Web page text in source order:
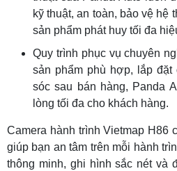
kỹ thuật, an toàn, bảo vệ hệ
sản phẩm phát huy tối đa
Quy trình phục vụ chuyên
sản phẩm phù hợp, lắp đặt
sóc sau bán hàng, Panda
lòng tối đa cho khách hàng.
Camera hành trình Vietmap H86
giúp bạn an tâm trên mỗi hành
thông minh, ghi hình sắc nét và